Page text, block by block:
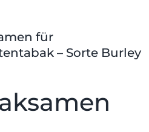
für
– Sorte Burley